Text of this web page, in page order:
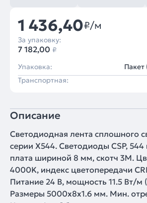
1 436,40₽/м
За упаковку:
7 182,00 ₽
Упаковка:
Пакет
Транспортная:
Описание
Светодиодная лента сплошного
серии X544. Светодиоды CSP,
плата шириной 8 мм, скотч 3M.
4000K, индекс цветопередачи
Питание 24 В, мощность 11.5 Вт/м
Размеры 5000x8x1.6 мм. Мин.